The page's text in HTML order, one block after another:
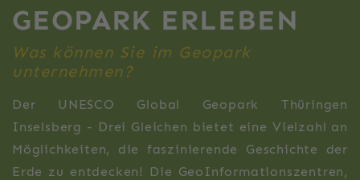
GEOPARK ERLEBEN
Was können Sie im Geopark
unternehmen?
Der UNESCO Global Geopark Thüringen
Inselsberg - Drei Gleichen bietet eine Vielzahl an
Möglichkeiten, die faszinierende Geschichte der
Erde zu entdecken! Die GeoInformationszentren,